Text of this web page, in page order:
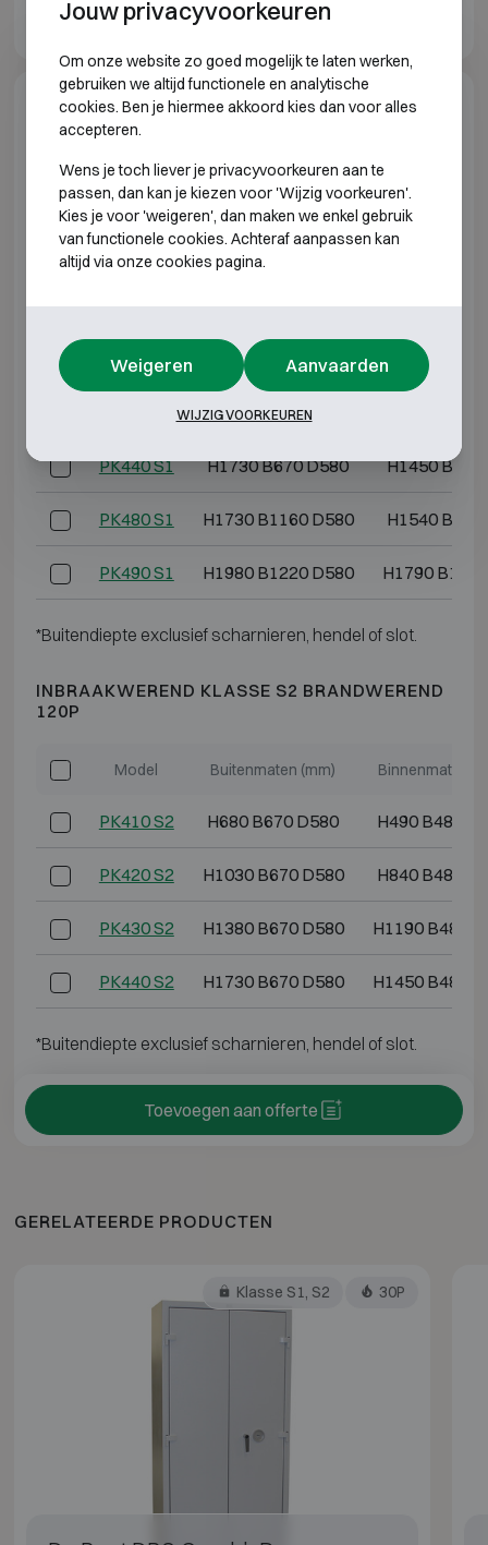
Kaso PK400 Media brochure EN
Model specificaties
INBRAAKWEREND KLASSE S1 BRANDWEREND
120P
Model Buitenmaten (mm)
PK410 S1 H680 B670 D580 H490 B485
PK420 S1 H1030 B670 D580 H840 B485
H1380 B670 D580
PK440 S1 H1730 B670 D580 H1450 B485
PK480 S1 H1730 B1160 D580 H1540 B970
PK490 S1 H1980 B1220 D580 H1790
*Buitendiepte exclusief scharnieren, hendel of slot.
INBRAAKWEREND KLASSE S2 BRANDWEREND
120P
Model Buitenmaten (mm) Binnenmaten
PK410 S2 H680 B670 D580 H490 B485
PK420 S2 H1030 B670 D580 H840 B485
PK430 S2 H1380 B670 D580 H1190 B485
PK440 S2 H1730 B670 D580 H1450 B485
*Buitendiepte exclusief scharnieren, hendel of slot.
Toevoegen aan offerte
GERELATEERDE PRODUCTEN
Klasse S1, S2 30P
Jouw privacyvoorkeuren
Om onze website zo goed mogelijk te laten werken,
gebruiken we altijd functionele en analytische
cookies. Ben je hiermee akkoord kies dan voor alles
accepteren.
Wens je toch liever je privacyvoorkeuren aan te
passen, dan kan je kiezen voor 'Wijzig voorkeuren'.
Kies je voor 'weigeren', dan maken we enkel gebruik
van functionele cookies. Achteraf aanpassen kan
altijd via onze cookies pagina.
Weigeren Aanvaarden
WIJZIG VOORKEUREN